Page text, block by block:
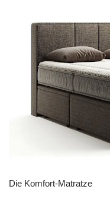
Die Komfort-Matratze